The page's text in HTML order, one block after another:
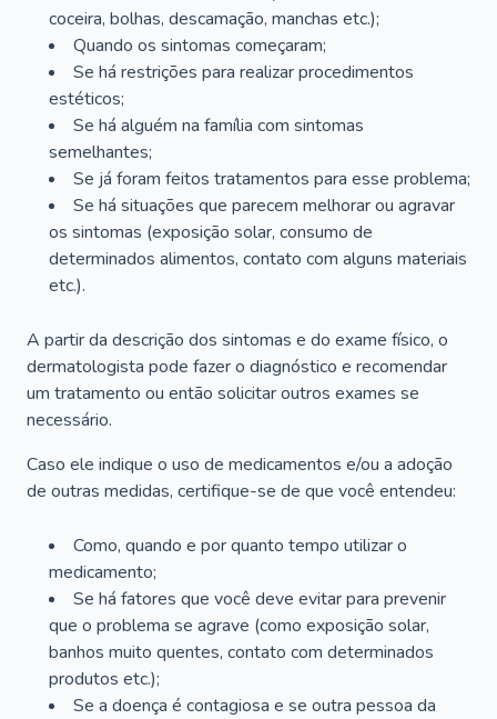
coceira, bolhas, descamação, manchas etc.);
Quando os sintomas começaram;
Se há restrições para realizar procedimentos
estéticos;
Se há alguém na família com sintomas
semelhantes;
Se já foram feitos tratamentos para esse problema;
Se há situações que parecem melhorar ou agravar
os sintomas (exposição solar, consumo de
determinados alimentos, contato com alguns materiais
etc.).
A partir da descrição dos sintomas e do exame físico, o
dermatologista pode fazer o diagnóstico e recomendar
um tratamento ou então solicitar outros exames se
necessário.
Caso ele indique o uso de medicamentos e/ou a adoção
de outras medidas, certifique-se de que você entendeu:
Como, quando e por quanto tempo utilizar o
medicamento;
Se há fatores que você deve evitar para prevenir
que o problema se agrave (como exposição solar,
banhos muito quentes, contato com determinados
produtos etc.);
Se a doença é contagiosa e se outra pessoa da